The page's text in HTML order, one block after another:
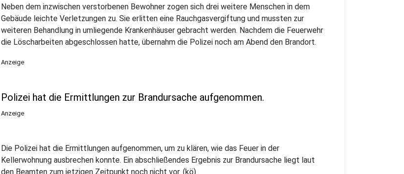
Neben dem inzwischen verstorbenen Bewohner zogen sich drei weitere Menschen in dem
Gebäude leichte Verletzungen zu. Sie erlitten eine Rauchgasvergiftung und mussten zur
weiteren Behandlung in umliegende Krankenhäuser gebracht werden. Nachdem die Feuerwehr
die Löscharbeiten abgeschlossen hatte, übernahm die Polizei noch am Abend den Brandort.
Anzeige
Polizei hat die Ermittlungen zur Brandursache aufgenommen.
Anzeige
Die Polizei hat die Ermittlungen aufgenommen, um zu klären, wie das Feuer in der
Kellerwohnung ausbrechen konnte. Ein abschließendes Ergebnis zur Brandursache liegt laut
den Beamten zum jetzigen Zeitpunkt noch nicht vor. (kö)